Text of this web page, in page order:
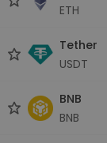
ETH
Tether
USDT
BNB
BNB